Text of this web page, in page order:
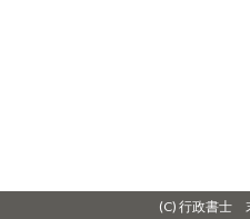
(C) 行政書士